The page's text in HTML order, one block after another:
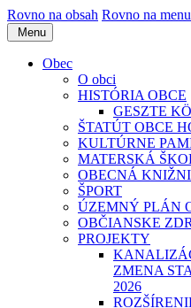
Rovno na obsah Rovno na menu
Menu
Obec
O obci
HISTÓRIA OBCE
GESZTE
ŠTATÚT OBCE
KULTÚRNE
MATERSKÁ
OBECNÁ
ŠPORT
ÚZEMNÝ PLÁN
OBČIANSKE
PROJEKTY
ZMENA
2026